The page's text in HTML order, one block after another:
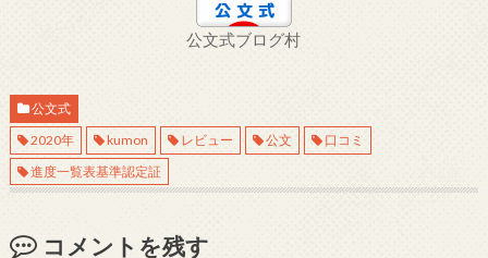
公文式ブログ村
公文式
2020年
kumon レビュー 公文
口コミ
進度一覧表基準認定証
コメントを残す